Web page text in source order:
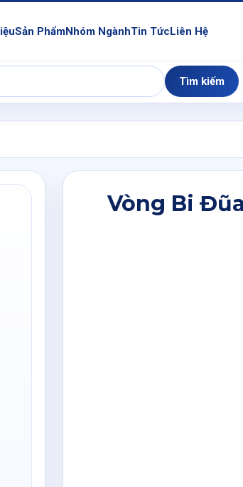
Sản PhẩmNhóm NgànhTin TứcLiên Hệ
Tìm kiếm
Vòng Bi